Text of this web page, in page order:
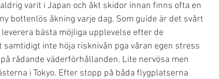
varit i Japan och åkt skidor innan finns ofta en
bottenlös åkning varje dag. Som guide är det svårt
bästa möjliga upplevelse efter de
inte höja risknivån pga våran egen stress
rådande väderförhållanden. Lite nervösa men
i Tokyo. Efter stopp på båda flygplatserna